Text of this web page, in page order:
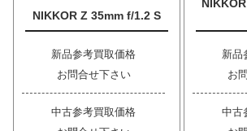
NIKKOR Z 35mm f/1.2 S
新品参考買取価格
お問合せ下さい
中古参考買取価格
新品
お
中古